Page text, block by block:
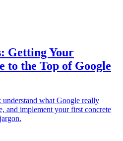
Getting Your
to the Top of Google
understand what Google really
and implement your first concrete